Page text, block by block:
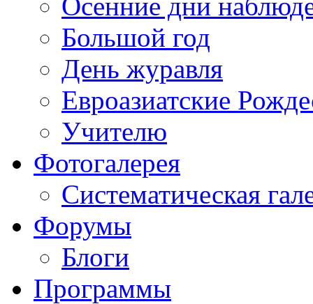
Большой год
День журавля
Евроазиатские
Учителю
Фотогалерея
Систематическая
Форумы
Блоги
Программы